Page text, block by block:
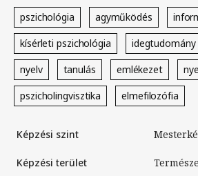
pszichológia agyműködés
kísérleti pszichológia
idegtudomány
nyelv
tanulás emlékezet
pszicholingvisztika
elmefilozófia
Képzési szint
Képzési terület